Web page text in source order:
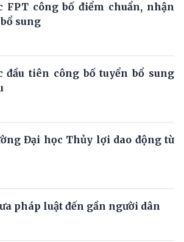
FPT công bố điểm chuẩn, nhận
sung
đầu tiên công bố tuyển bổ sung
Đại học Thủy lợi dao động từ
pháp luật đến gần người dân